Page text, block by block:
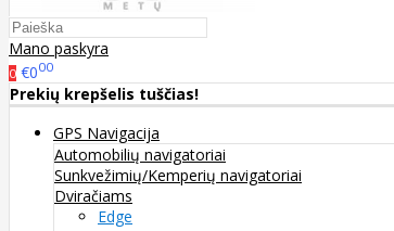
Mano paskyra
0 €000
Prekių krepšelis tuščias!
GPS Navigacija
Automobilių navigatoriai
Sunkvežimių/Kemperių navigatoriai
Dviračiams
Edge